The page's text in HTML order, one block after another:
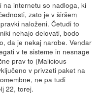
na internetu so nadloga, ki
zato je v širšem
naloženi. Četudi to
nehajo delovati, bodo
da je nekaj narobe. Vendar
v te sisteme in nesnage
prav to (Malicious
v privzeti paket na
ne pa tudi
22, torej.